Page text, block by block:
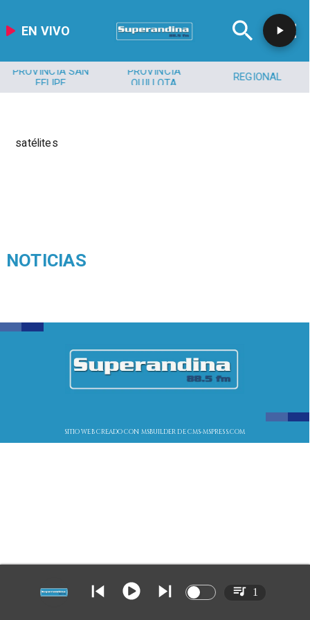
EN VIVO
PROVINCIA SAN
FELIPE
PROVINCIA
QUILLOTA
REGIONAL
satélites
NOTICIAS
SITIO WEB CREADO CON MSBUILDER DE CMS-MSPRESS.COM
1